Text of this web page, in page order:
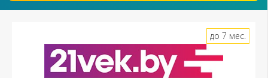
до 7 мес.